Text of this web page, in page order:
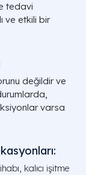
tedavi
ve etkili bir
değildir ve
varsa
kalıcı işitme